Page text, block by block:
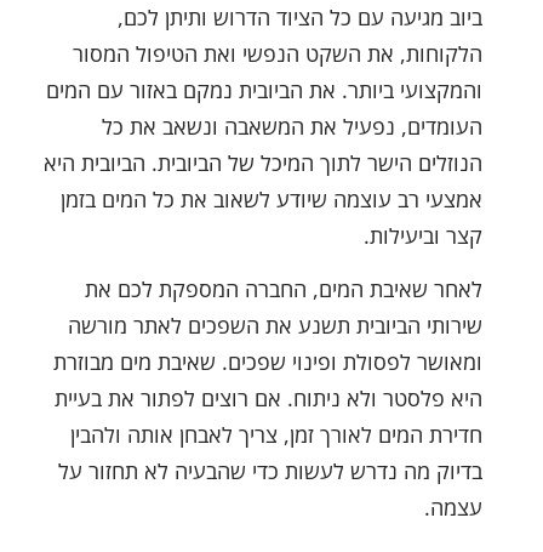
ביוב מגיעה עם כל הציוד הדרוש ותיתן לכם,
הלקוחות, את השקט הנפשי ואת הטיפול המסור
והמקצועי ביותר. את הביובית נמקם באזור עם המים
העומדים, נפעיל את המשאבה ונשאב את כל
הנוזלים הישר לתוך המיכל של הביובית. הביובית היא
אמצעי רב עוצמה שיודע לשאוב את כל המים בזמן
קצר וביעילות.
לאחר שאיבת המים, החברה המספקת לכם את
שירותי הביובית תשנע את השפכים לאתר מורשה
ומאושר לפסולת ופינוי שפכים. שאיבת מים מבוזרת
היא פלסטר ולא ניתוח. אם רוצים לפתור את בעיית
חדירת המים לאורך זמן, צריך לאבחן אותה ולהבין
בדיוק מה נדרש לעשות כדי שהבעיה לא תחזור על
עצמה.